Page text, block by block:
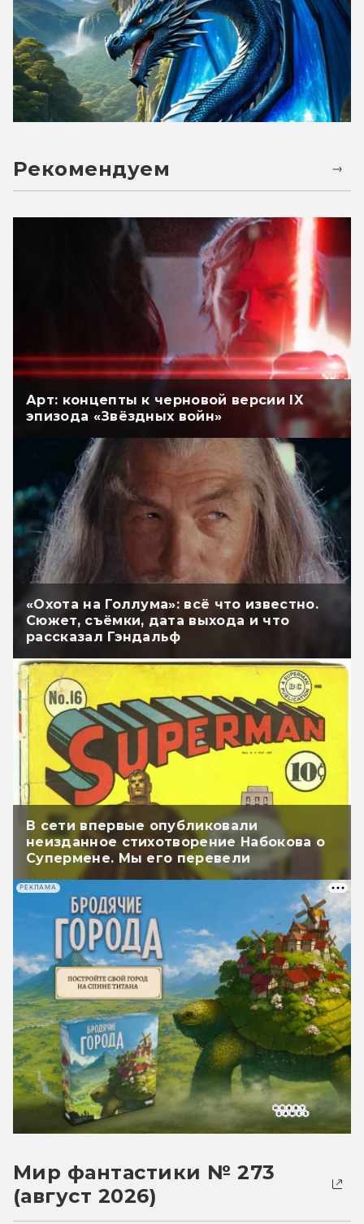
Рекомендуем
Арт: концепты к черновой версии IX
эпизода «Звёздных войн»
«Охота на Голлума»: всё что известно.
Сюжет, съёмки, дата выхода и что
рассказал Гэндальф
В сети впервые опубликовали
неизданное стихотворение Набокова о
Супермене. Мы его перевели
РЕКЛАМА
Мир фантастики № 273
(август 2026)